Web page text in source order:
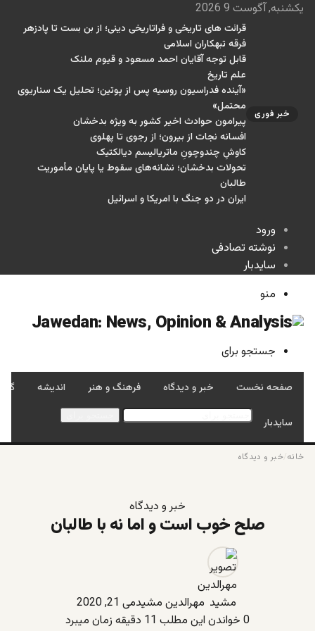
یکشنبه, آگوست 9 2026
خبر فوری
قرائت های تاریخی و فراتاریخی دینی؛ از بن بست تا پادزهر
فرقه تبهکاران اسلامی
قابل توجه آقایان احمد مسعود و قیوم ملنک
علم تاریخ
«آینده فدراسیون روسیه پس از پوتین؛ تحلیل یک سناریوی
محتمل»
پیرامون حوادث اخیر کشور به ویژه بدخشان
افسانه نجات از بیرون؛ از رجوی تا پهلوی
کاوشِ چندو‌چونِ ماتریالیسم دیالکتیک
تحولات بدخشان؛ نشانه‌های سقوط یا پایان مأموریت
طالبان
ایران در دو جنگ با امریکا و اسرائیل
ورود
نوشته تصادفی
سایدبار
منو
جستجو برای
صفحه نخست خبر و دیدگاه فرهنگ و هنر اندیشه
سایدبار
خانه /خبر و دیدگاه
خبر و دیدگاه
صلح خوب است و اما نه با طالبان
مهرالدین مشیدمی 21, 2020
0 خواندن این مطلب 11 دقیقه زمان میبرد